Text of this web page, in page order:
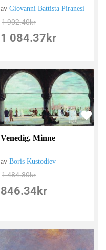
avGiovanni Battista Piranesi
1 902.40kr
1 084.37 kr
Venedig. Minne
avBoris Kustodiev
1 484.80kr
846.34 kr